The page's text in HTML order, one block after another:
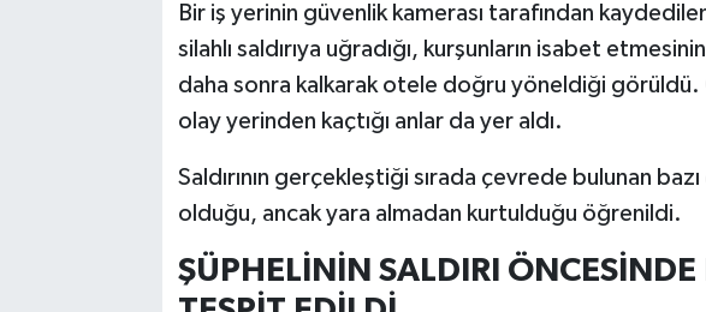
Bir iş yerinin güvenlik kamerası tarafından
silahlı saldırıya uğradığı, kurşunların isabet
daha sonra kalkarak otele doğru yöneldiği görüldü.
olay yerinden kaçtığı anlar da yer aldı.
Saldırının gerçekleştiği sırada çevrede bulunan
olduğu, ancak yara almadan kurtulduğu öğrenildi.
ŞÜPHELİNİN SALDIRI ÖNCESİNDE